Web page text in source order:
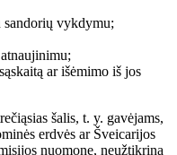
sandorių vykdymu;
ar išėmimo iš jos
šalis, t. y. gavėjams,
erdvės ar Šveicarijos
nuomone, neužtikrina